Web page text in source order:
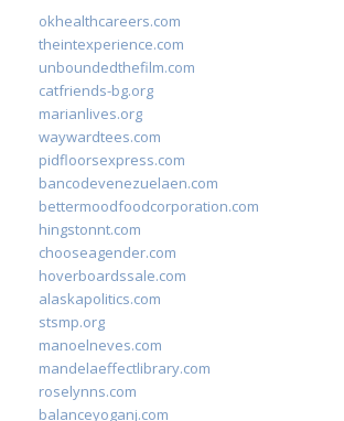
okhealthcareers.com
theintexperience.com
unboundedthefilm.com
catfriends-bg.org
marianlives.org
waywardtees.com
pidfloorsexpress.com
bancodevenezuelaen.com
bettermoodfoodcorporation.com
hingstonnt.com
chooseagender.com
hoverboardssale.com
alaskapolitics.com
stsmp.org
manoelneves.com
mandelaeffectlibrary.com
roselynns.com
balanceyoganj.com